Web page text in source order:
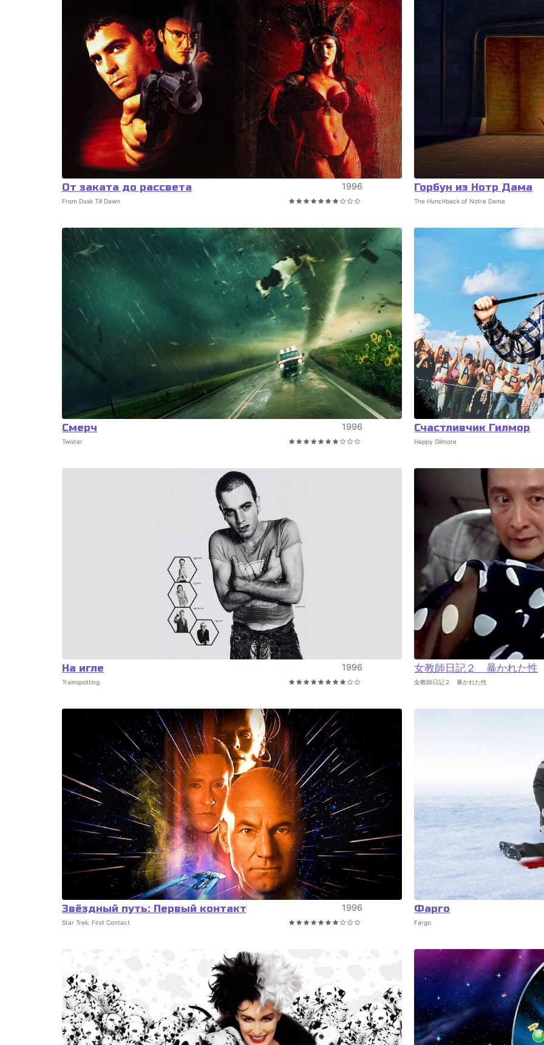
От заката до рассвета 1996
From Dusk Till Dawn
Горбун из Нотр Дама
The Hunchback of Notre Dame
Смерч 1996
Twister
Счастливчик Гилмор
Happy Gilmore
На игле 1996
Trainspotting
女教師日記２ 暴かれた性
女教師日記２ 暴かれた性
Звёздный путь: Первый контакт 1996
Star Trek: First Contact
Фарго
Fargo